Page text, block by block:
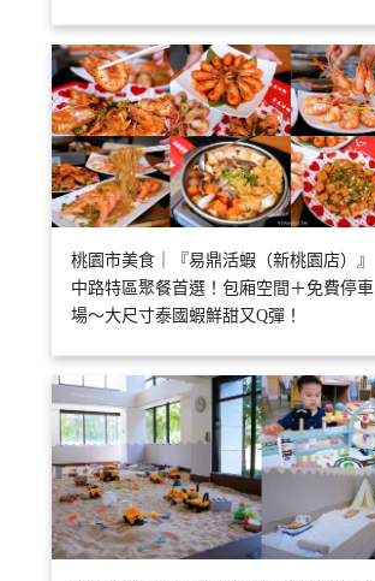
桃園市美食｜『易鼎活蝦（新桃園店）』
中路特區聚餐首選！包廂空間＋免費停車
場～大尺寸泰國蝦鮮甜又Q彈！